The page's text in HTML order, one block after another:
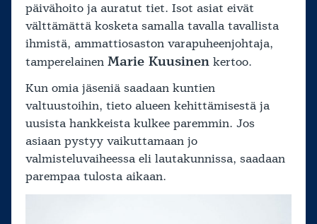
päivähoito ja auratut tiet. Isot asiat eivät
välttämättä kosketa samalla tavalla tavallista
ihmistä, ammattiosaston varapuheenjohtaja,
tamperelainen Marie Kuusinen kertoo.
Kun omia jäseniä saadaan kuntien
valtuustoihin, tieto alueen kehittämisestä ja
uusista hankkeista kulkee paremmin. Jos
asiaan pystyy vaikuttamaan jo
valmisteluvaiheessa eli lautakunnissa, saadaan
parempaa tulosta aikaan.